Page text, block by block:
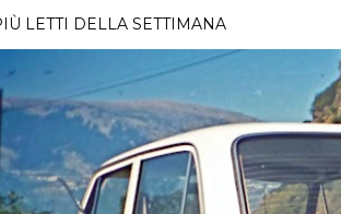
LETTI DELLA SETTIMANA